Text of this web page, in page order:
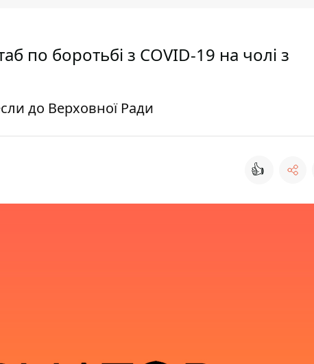
по боротьбі з COVID-19 на чолі з
до Верховної Ради
👍